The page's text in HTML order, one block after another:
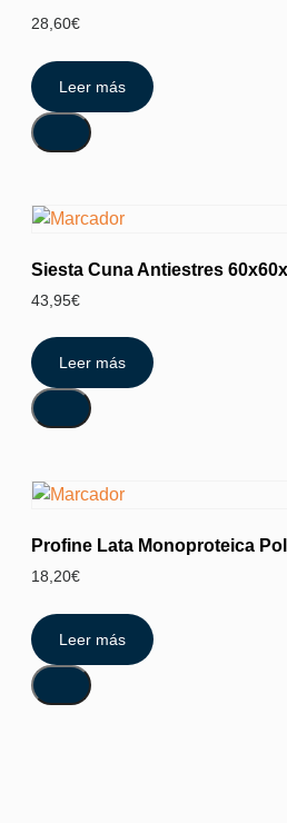
28,60€
Leer más
Siesta Cuna Antiestres
43,95€
Leer más
Profine Lata Monoproteica
18,20€
Leer más